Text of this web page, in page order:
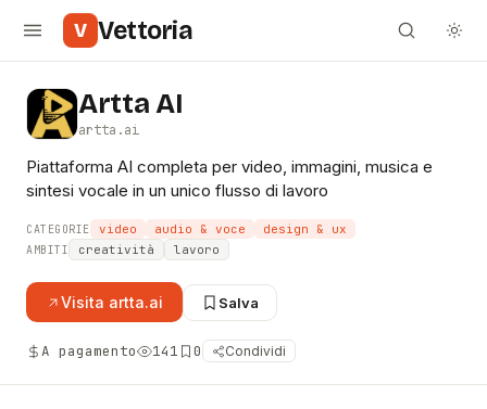
V Vettoria
Artta AI
artta.ai
Piattaforma AI completa per video, immagini, musica e
sintesi vocale in un unico flusso di lavoro
CATEGORIE video audio & voce design & ux
AMBITI creatività lavoro
Visita artta.ai Salva
A pagamento 141 0 Condividi